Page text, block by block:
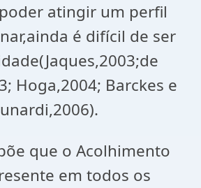
atingir um perfil
é difícil de ser
Hoga,2004; Barckes e
que o Acolhimento
em todos os